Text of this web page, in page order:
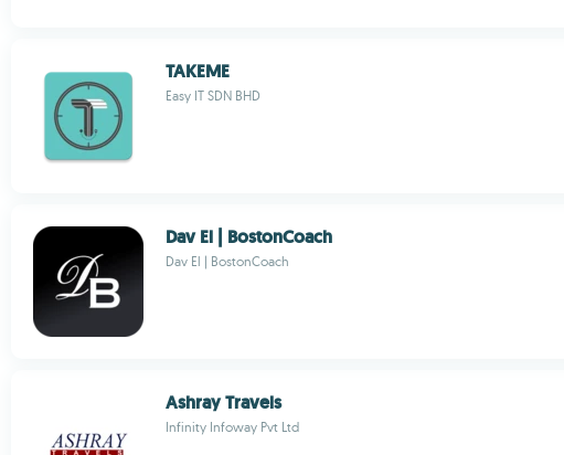
TAKEME
Easy IT SDN BHD
Dav El | BostonCoach
Dav El | BostonCoach
Ashray Travels
Infinity Infoway Pvt Ltd